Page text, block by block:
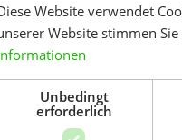
Fachbuchreihen
Website verwendet
Website stimmen
Unbedingt
erforderlich